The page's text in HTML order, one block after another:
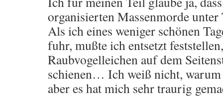
organisierten Massenmorde
Als ich eines weniger schönen
fuhr, mußte ich entsetzt
Raubvogelleichen auf dem
schienen… Ich weiß nicht, warum
aber es hat mich sehr traurig